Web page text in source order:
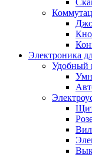
Электроника
Удобный